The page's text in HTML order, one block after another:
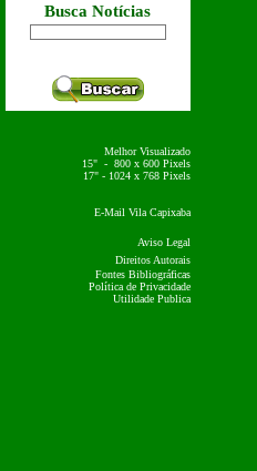
Busca Notícias
Melhor Visualizado
15" - 800 x 600 Pixels
17" - 1024 x 768 Pixels
E-Mail Vila Capixaba
Aviso Legal
Direitos Autorais
Fontes Bibliográficas
Política de Privacidade
Utilidade Publica